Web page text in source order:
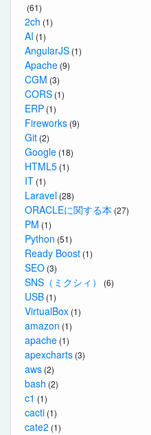
(61)
2ch (1)
AI (1)
AngularJS (1)
Apache (9)
CGM (3)
CORS (1)
ERP (1)
Fireworks (9)
Git (2)
Google (18)
HTML5 (1)
IT (1)
Laravel (28)
ORACLEに関する本 (27)
PM (1)
Python (51)
Ready Boost (1)
SEO (3)
SNS（ミクシィ） (6)
USB (1)
VirtualBox (1)
amazon (1)
apache (1)
apexcharts (3)
aws (2)
bash (2)
c1 (1)
cacti (1)
cate2 (1)